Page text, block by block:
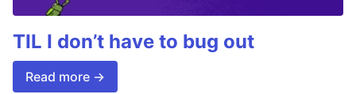
TIL I don’t have to bug out
Read more →